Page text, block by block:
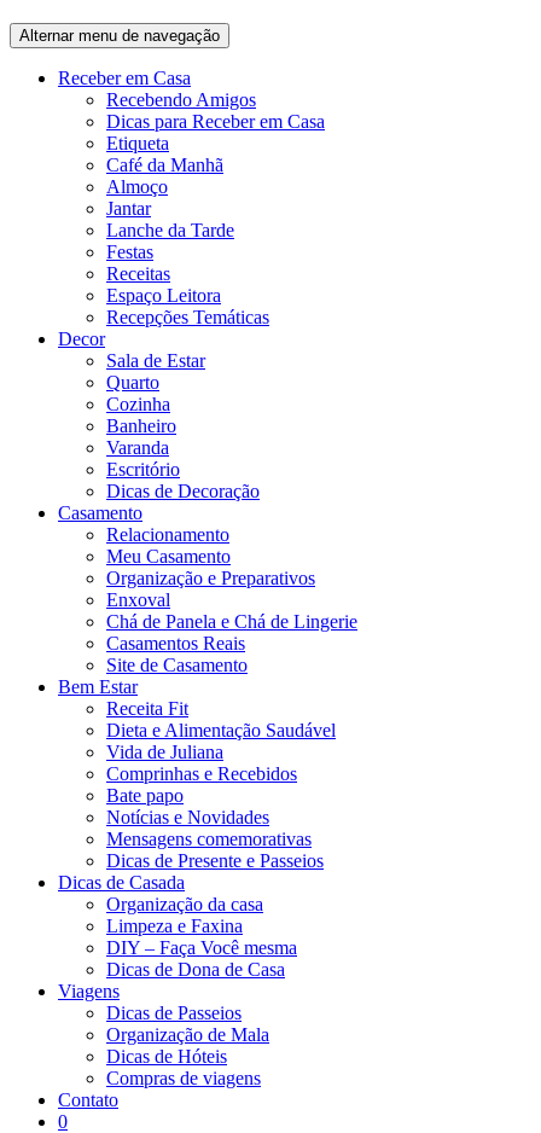
Alternar menu de navegação
Receber em Casa
Recebendo Amigos
Dicas para Receber em Casa
Etiqueta
Café da Manhã
Almoço
Jantar
Lanche da Tarde
Festas
Receitas
Espaço Leitora
Recepções Temáticas
Decor
Sala de Estar
Quarto
Cozinha
Banheiro
Varanda
Escritório
Dicas de Decoração
Casamento
Relacionamento
Meu Casamento
Organização e Preparativos
Enxoval
Chá de Panela e Chá de Lingerie
Casamentos Reais
Site de Casamento
Bem Estar
Receita Fit
Dieta e Alimentação Saudável
Vida de Juliana
Comprinhas e Recebidos
Bate papo
Notícias e Novidades
Mensagens comemorativas
Dicas de Presente e Passeios
Dicas de Casada
Organização da casa
Limpeza e Faxina
DIY – Faça Você mesma
Dicas de Dona de Casa
Viagens
Dicas de Passeios
Organização de Mala
Dicas de Hóteis
Compras de viagens
Contato
0